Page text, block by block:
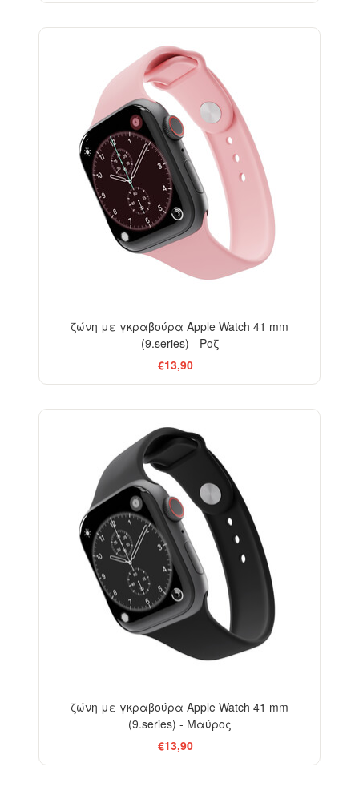
ζώνη με γκραβούρα Apple Watch 41 mm
(9.series) - Ροζ
€13,90
ζώνη με γκραβούρα Apple Watch 41 mm
(9.series) - Μαύρος
€13,90